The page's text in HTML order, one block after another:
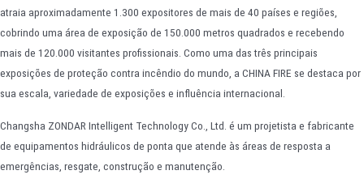
atraia aproximadamente 1.300 expositores de mais de 40 países e regiões,
cobrindo uma área de exposição de 150.000 metros quadrados e recebendo
mais de 120.000 visitantes profissionais. Como uma das três principais
exposições de proteção contra incêndio do mundo, a CHINA FIRE se destaca por
sua escala, variedade de exposições e influência internacional.
Changsha ZONDAR Intelligent Technology Co., Ltd. é um projetista e fabricante
de equipamentos hidráulicos de ponta que atende às áreas de resposta a
emergências, resgate, construção e manutenção.